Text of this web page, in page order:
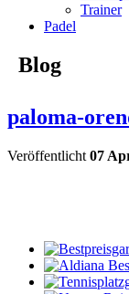
Trainer
Padel
Blog
paloma-
Veröffentlicht 07